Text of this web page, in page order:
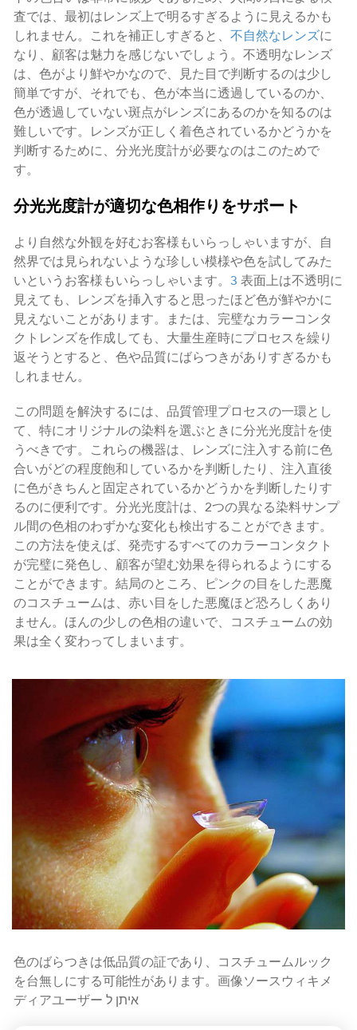
査では、最初はレンズ上で明るすぎるように見えるかも
しれません。これを補正しすぎると、 不自然なレンズに
なり、顧客は魅力を感じないでしょう。不透明なレンズ
は、色がより鮮やかなので、見た目で判断するのは少し
簡単ですが、それでも、色が本当に透過しているのか、
色が透過していない斑点がレンズにあるのかを知るのは
難しいです。レンズが正しく着色されているかどうかを
判断するために、分光光度計が必要なのはこのためで
す。
分光光度計が適切な色相作りをサポート
より自然な外観を好むお客様もいらっしゃいますが、自
然界では見られないような珍しい模様や色を試してみた
いというお客様もいらっしゃいます。 3 表面上は不透明に
見えても、レンズを挿入すると思ったほど色が鮮やかに
見えないことがあります。または、完璧なカラーコンタ
クトレンズを作成しても、大量生産時にプロセスを繰り
返そうとすると、色や品質にばらつきがありすぎるかも
しれません。
この問題を解決するには、品質管理プロセスの一環とし
て、特にオリジナルの染料を選ぶときに分光光度計を使
うべきです。これらの機器は、レンズに注入する前に色
合いがどの程度飽和しているかを判断したり、注入直後
に色がきちんと固定されているかどうかを判断したりす
るのに便利です。分光光度計は、2つの異なる染料サンプ
ル間の色相のわずかな変化も検出することができます。
この方法を使えば、発売するすべてのカラーコンタクト
が完璧に発色し、顧客が望む効果を得られるようにする
ことができます。結局のところ、ピンクの目をした悪魔
のコスチュームは、赤い目をした悪魔ほど恐ろしくあり
ません。ほんの少しの色相の違いで、コスチュームの効
果は全く変わってしまいます。
色のばらつきは低品質の証であり、コスチュームルック
を台無しにする可能性があります。画像ソースウィキメ
ディアユーザー איתן ל